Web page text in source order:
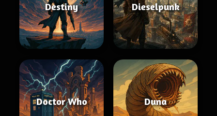
Destiny Dieselpunk
Doctor Who Duna